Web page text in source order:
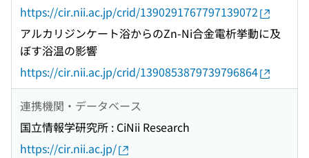
https://cir.nii.ac.jp/crid/1390291767797139072
アルカリジンケート浴からのZn-Ni合金電析挙動に及
ぼす浴温の影響
https://cir.nii.ac.jp/crid/1390853879739796864
連携機関・データベース
国立情報学研究所 : CiNii Research
https://cir.nii.ac.jp/